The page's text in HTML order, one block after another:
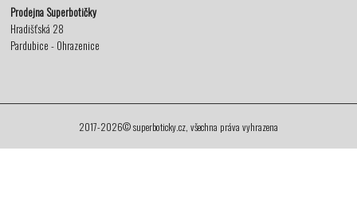
Prodejna Superbotičky
Hradišťská 28
Pardubice - Ohrazenice
2017-2026© superboticky.cz, všechna práva vyhrazena